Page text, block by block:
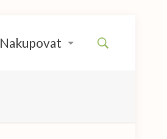
Nakupovat